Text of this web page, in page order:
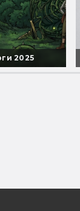
2025